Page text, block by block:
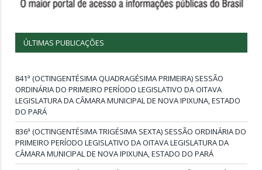
ÚLTIMAS PUBLICAÇÕES
841ª (OCTINGENTÉSIMA QUADRAGÉSIMA PRIMEIRA) SESSÃO
ORDINÁRIA DO PRIMEIRO PERÍODO LEGISLATIVO DA OITAVA
LEGISLATURA DA CÂMARA MUNICIPAL DE NOVA IPIXUNA, ESTADO
DO PARÁ
836ª (OCTINGENTÉSIMA TRIGÉSIMA SEXTA) SESSÃO ORDINÁRIA DO
PRIMEIRO PERÍODO LEGISLATIVO DA OITAVA LEGISLATURA DA
CÂMARA MUNICIPAL DE NOVA IPIXUNA, ESTADO DO PARÁ